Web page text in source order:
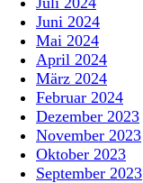
Juni 2024
Mai 2024
April 2024
März 2024
Februar 2024
Dezember 2023
November 2023
Oktober 2023
September 2023